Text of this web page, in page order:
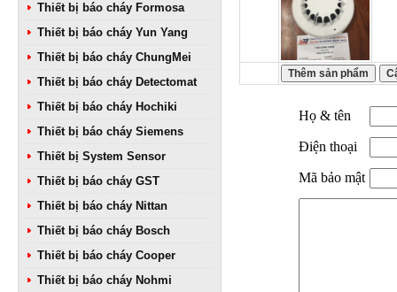
Thiết bị báo cháy Formosa
Thiết bị báo cháy Yun Yang
Thiết bị báo cháy ChungMei
Thiết bị báo cháy Detectomat
Thiết bị báo cháy Hochiki
Thiết bị báo cháy Siemens
Thiết bị System Sensor
Thiết bị báo cháy GST
Thiết bị báo cháy Nittan
Thiết bị báo cháy Bosch
Thiết bị báo cháy Cooper
Thiết bị báo cháy Nohmi
Họ & tên
Điện thoại
Mã bảo mật